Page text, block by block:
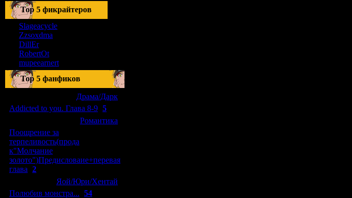
Тоp 5 фикрайтеров
Slageacycle
Zzsoxdma
DillEr
RobertOt
mupeearnert
Top 5 фанфиков
Драма/Дарк
Addicted to you. Глава 8-9 5
Романтика
Поощрение за
терпеливость(прода
к"Молчание
золото")Предисловаие+перевая
глава 2
Яой/Юри/Хентай
Полюбив монстра... 54